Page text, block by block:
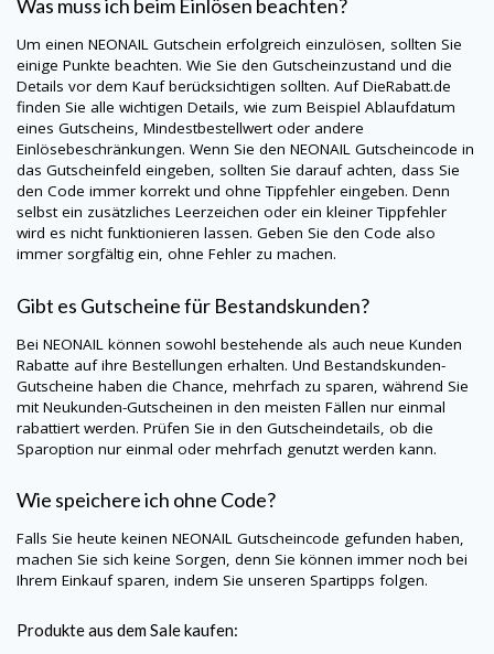
Was muss ich beim Einlösen beachten?
Um einen NEONAIL Gutschein erfolgreich einzulösen, sollten Sie
einige Punkte beachten. Wie Sie den Gutscheinzustand und die
Details vor dem Kauf berücksichtigen sollten. AufDieRabatt.de
finden Sie alle wichtigen Details, wie zum Beispiel Ablaufdatum
eines Gutscheins, Mindestbestellwert oder andere
Einlösebeschränkungen. Wenn Sie den NEONAIL Gutscheincode in
das Gutscheinfeld eingeben, sollten Sie darauf achten, dass Sie
den Code immer korrekt und ohne Tippfehler eingeben. Denn
selbst ein zusätzliches Leerzeichen oder ein kleiner Tippfehler
wird es nicht funktionieren lassen. Geben Sie den Code also
immer sorgfältig ein, ohne Fehler zu machen.
Gibt es Gutscheine für Bestandskunden?
Bei NEONAIL können sowohl bestehende als auch neue Kunden
Rabatte auf ihre Bestellungen erhalten. Und Bestandskunden-
Gutscheine haben die Chance, mehrfach zu sparen, während Sie
mit Neukunden-Gutscheinen in den meisten Fällen nur einmal
rabattiert werden. Prüfen Sie in den Gutscheindetails, ob die
Sparoption nur einmal oder mehrfach genutzt werden kann.
Wie speichere ich ohne Code?
Falls Sie heute keinen NEONAIL Gutscheincode gefunden haben,
machen Sie sich keine Sorgen, denn Sie können immer noch bei
Ihrem Einkauf sparen, indem Sie unseren Spartipps folgen.
Produkte aus dem Sale kaufen: